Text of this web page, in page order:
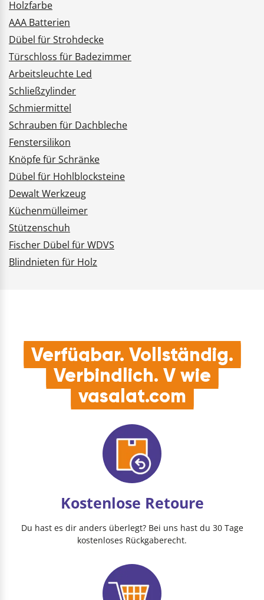
Holzfarbe
AAA Batterien
Dübel für Strohdecke
Türschloss für Badezimmer
Arbeitsleuchte Led
Schließzylinder
Schmiermittel
Schrauben für Dachbleche
Fenstersilikon
Knöpfe für Schränke
Dübel für Hohlblocksteine
Dewalt Werkzeug
Küchenmülleimer
Stützenschuh
Fischer Dübel für WDVS
Blindnieten für Holz
Verfügbar. Vollständig.
Verbindlich. V wie
vasalat.com
Kostenlose Retoure
Du hast es dir anders überlegt? Bei uns hast du 30 Tage
kostenloses Rückgaberecht.